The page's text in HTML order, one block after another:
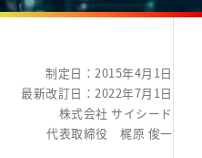
制定日：2015年4月1日
最新改訂日：2022年7月1日
株式会社 サイシード
代表取締役 梶原 俊一